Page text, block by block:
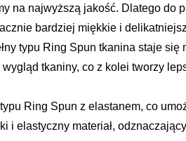
na najwyższą jakość. Dlatego do
bardziej miękkie i
typu Ring Spun tkanina staje się
tkaniny, co z kolei tworzy
Ring Spun z elastanem, co
i elastyczny materiał,